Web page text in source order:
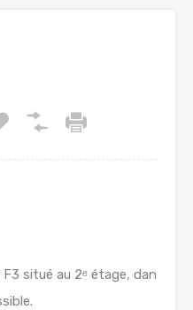
situé au 2ᵉ étage, dan